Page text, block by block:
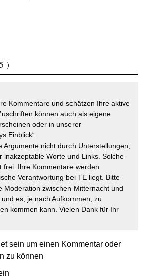
)
Kommentare und schätzen Ihre aktive
können auch als eigene
oder in unserer
Einblick“.
Argumente nicht durch Unterstellungen,
inakzeptable Worte und Links. Solche
frei. Ihre Kommentare werden
Verantwortung bei TE liegt. Bitte
Moderation zwischen Mitternacht und
es, je nach Aufkommen, zu
kommen kann. Vielen Dank für Ihr
sein um einen Kommentar oder
zu können